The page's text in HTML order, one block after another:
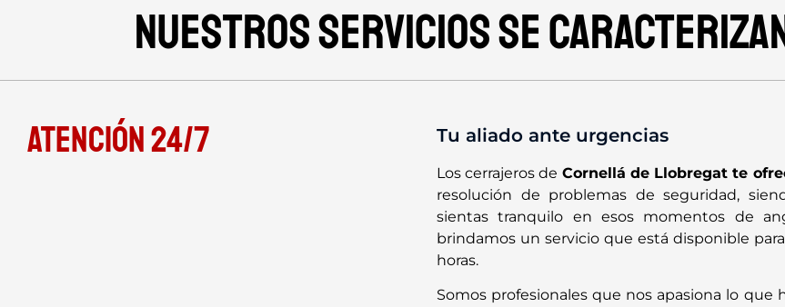
Nuestros servicios se
Atención 24/7 Tu aliado ante urgencias
Los cerrajeros de Cornellá de Llobregat te
resolución de problemas de seguridad,
sientas tranquilo en esos momentos de
brindamos un servicio que está disponible
horas.
Somos profesionales que nos apasiona lo que